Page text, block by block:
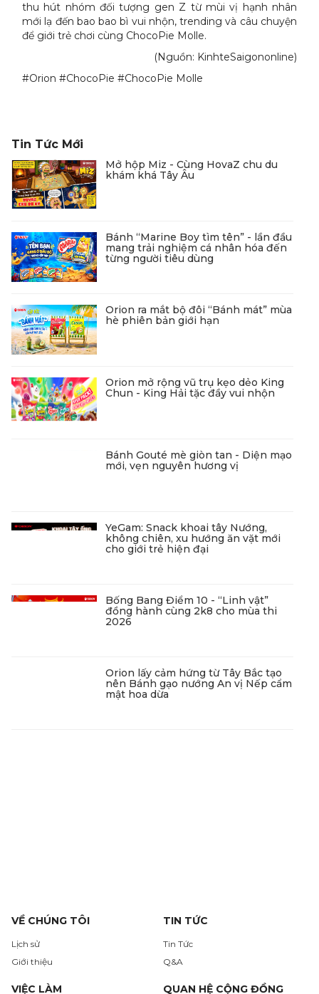
Tin Tức Mới
Mở hộp Miz - Cùng HovaZ chu du
khám khá Tây Âu
Bánh “Marine Boy tìm tên” - lần đầu
mang trải nghiệm cá nhân hóa đến
từng người tiêu dùng
Orion ra mắt bộ đôi “Bánh mát” mùa
hè phiên bản giới hạn
Orion mở rộng vũ trụ kẹo dẻo King
Chun - King Hải tặc đầy vui nhộn
Bánh Gouté mè giòn tan - Diện mạo
mới, vẹn nguyên hương vị
YeGam: Snack khoai tây Nướng,
không chiên, xu hướng ăn vặt mới
cho giới trẻ hiện đại
Bống Bang Điểm 10 - “Linh vật”
đồng hành cùng 2k8 cho mùa thi
2026
Orion lấy cảm hứng từ Tây Bắc tạo
nên Bánh gạo nướng An vị Nếp cẩm
mật hoa dừa
thu hút nhóm đối tượng gen Z từ mùi vị hạnh nhân
mới lạ đến bao bao bì vui nhộn, trending và câu chuyện
để giới trẻ chơi cùng ChocoPie Molle.
(Nguồn: KinhteSaigononline)
#Orion #ChocoPie #ChocoPie Molle